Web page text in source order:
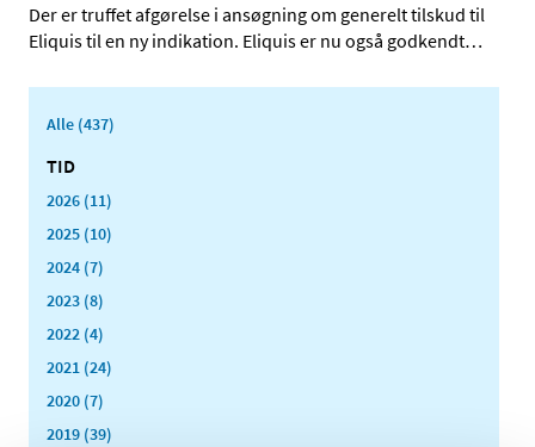
Der er truffet afgørelse i ansøgning om generelt tilskud til
Eliquis til en ny indikation. Eliquis er nu også godkendt…
Alle (437)
TID
2026 (11)
2025 (10)
2024 (7)
2023 (8)
2022 (4)
2021 (24)
2020 (7)
2019 (39)